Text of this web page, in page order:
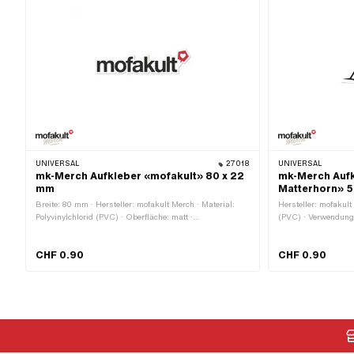
UNIVERSAL 27018
mk-Merch Aufkleber «mofakult» 80 x 22
mm
Breite: 80 mm · Hersteller: mofakult Merch · Material:
Polyvinylchlorid (PVC) · Oberfläche: matt ·
Höhe: 22 mm · Umrandung: konturgeschnitten ·
CHF 0.90
UNIVERSAL
mk-Merch
Matterhorn»
Hersteller: mofakult
(PVC) ·
Nein
CHF 0.90